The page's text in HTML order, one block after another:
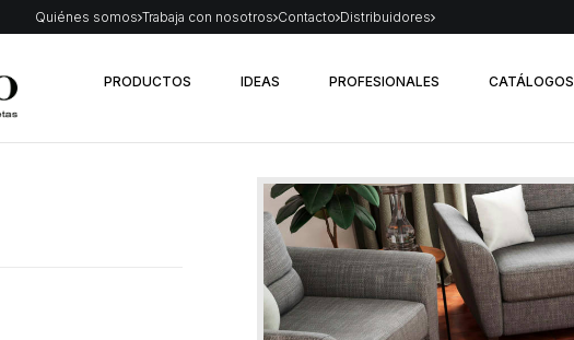
Quiénes somos Trabaja con nosotros Contacto Distribuidores
PRODUCTOS IDEAS PROFESIONALES CATÁLOGOS